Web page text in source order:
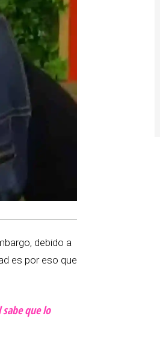
debido a
es por eso que
que lo